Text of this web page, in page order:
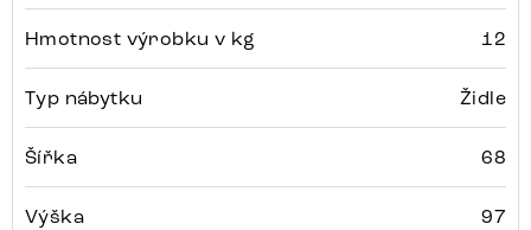
Hmotnost výrobku v kg 12
Typ nábytku Židle
Šířka 68
Výška 97